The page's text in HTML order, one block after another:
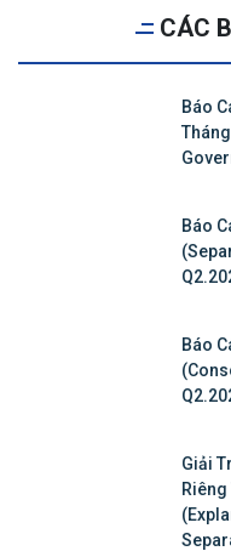
CÁC
Báo
Báo
Báo
Giải
Riêng